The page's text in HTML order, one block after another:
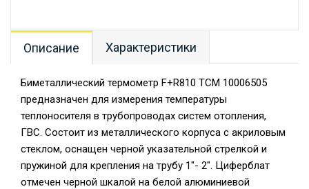
Описание Характеристики
Биметаллический термометр F+R810 TCM 10006505
предназначен для измерения температуры
теплоносителя в трубопроводах систем отопления,
ГВС. Состоит из металлического корпуса с акриловым
стеклом, оснащен черной указательной стрелкой и
пружиной для крепления на трубу 1"- 2". Циферблат
отмечен черной шкалой на белой алюминиевой